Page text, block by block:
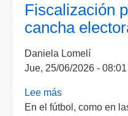
nuevos
partidos
Somos
México
PAZ
Fiscalización
cancha
Daniela Lomelí
Jue, 25/06/2026 - 08:01
Lee más
Fiscalización
En el fútbol, como en